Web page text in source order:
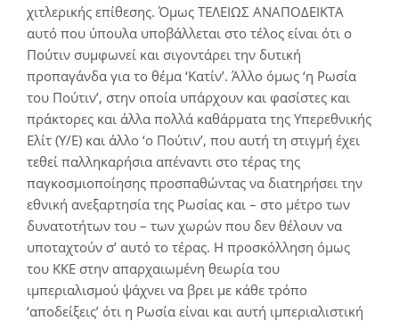
χιτλερικής επίθεσης. Όμως ΤΕΛΕΙΩΣ ΑΝΑΠΟΔΕΙΚΤΑ
αυτό που ύπουλα υποβάλλεται στο τέλος είναι ότι ο
Πούτιν συμφωνεί και σιγοντάρει την δυτική
προπαγάνδα για το θέμα ‘Κατίν’. Άλλο όμως ‘η Ρωσία
του Πούτιν’, στην οποία υπάρχουν και φασίστες και
πράκτορες και άλλα πολλά καθάρματα της Υπερεθνικής
Ελίτ (Υ/Ε) και άλλο ‘ο Πούτιν’, που αυτή τη στιγμή έχει
τεθεί παλληκαρήσια απέναντι στο τέρας της
παγκοσμιοποίησης προσπαθώντας να διατηρήσει την
εθνική ανεξαρτησία της Ρωσίας και – στο μέτρο των
δυνατοτήτων του – των χωρών που δεν θέλουν να
υποταχτούν σ’ αυτό το τέρας. Η προσκόλληση όμως
του ΚΚΕ στην απαρχαιωμένη θεωρία του
ιμπεριαλισμού ψάχνει να βρει με κάθε τρόπο
‘αποδείξεις’ ότι η Ρωσία είναι και αυτή ιμπεριαλιστική